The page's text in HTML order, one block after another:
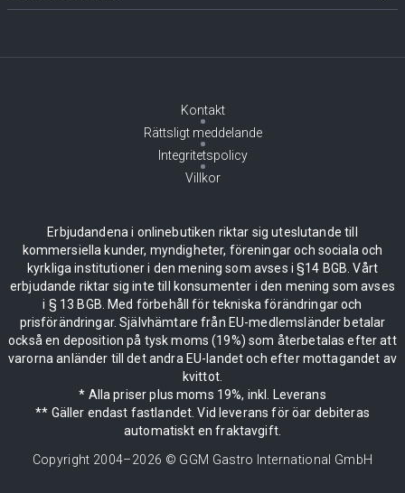
Kontakt
Rättsligt meddelande
Integritetspolicy
Villkor
Erbjudandena i onlinebutiken riktar sig uteslutande till
kommersiella kunder, myndigheter, föreningar och sociala och
kyrkliga institutioner i den mening som avses i §14 BGB. Vårt
erbjudande riktar sig inte till konsumenter i den mening som avses
i § 13 BGB. Med förbehåll för tekniska förändringar och
prisförändringar. Självhämtare från EU-medlemsländer betalar
också en deposition på tysk moms (19%) som återbetalas efter att
varorna anländer till det andra EU-landet och efter mottagandet av
kvittot.
* Alla priser plus moms 19%, inkl. Leverans
** Gäller endast fastlandet. Vid leverans för öar debiteras
automatiskt en fraktavgift.
Copyright 2004–2026 © GGM Gastro International GmbH